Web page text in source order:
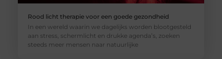
Rood licht therapie voor een goede gezondheid
In een wereld waarin we dagelijks worden blootgesteld
aan stress, schermlicht en drukke agenda’s, zoeken
steeds meer mensen naar natuurlijke